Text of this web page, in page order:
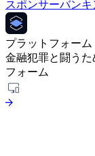
スポンサーバンキ
プラットフォーム
金融犯罪と闘う
フォーム